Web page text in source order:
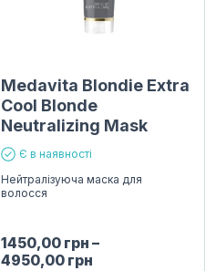
Medavita Blondie Extra
Cool Blonde
Neutralizing Mask
Є в наявності
Нейтралізуюча маска для
волосся
1450,00 грн –
4950,00 грн